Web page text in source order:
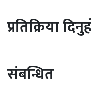
प्रतिक्रिया
संबन्धित